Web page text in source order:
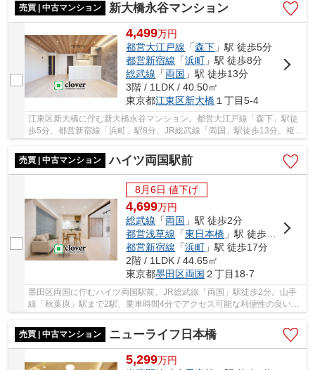
売買 | 中古マンション
新大橋永谷マンション
4,499万円
都営大江戸線 「森下 」駅 徒歩5分
都営新宿線 「浜町 」駅 徒歩8分
総武線 「両国 」駅 徒歩13分
3階 / 1LDK / 40.50㎡
東京都江東区新大橋 １丁目5-4
江東区新大橋に佇む新大橋永谷マンション。都営大江戸線「森下」駅徒
歩5分、都営新宿線「浜町」駅8分、JR総武線「両国」駅徒歩13分。複数
駅路線が利用可能でとても利便性の良い立地で...
売買 | 中古マンション
ハイツ両国駅前
8月6日 値下げ
4,699万円
総武線 「両国 」駅 徒歩2分
都営浅草線 「東日本橋 」駅 徒歩14分
都営新宿線 「浜町 」駅 徒歩17分
2階 / 1LDK / 44.65㎡
東京都墨田区両国 ２丁目18-7
墨田区両国に佇むハイツ両国駅前。JR総武線「両国」駅徒歩2分。山手
線「秋葉原」駅まで2駅、乗車時間4分でアクセス可能な利便性の良い立
売買 | 中古マンション
ニューライフ日本橋
5,299万円